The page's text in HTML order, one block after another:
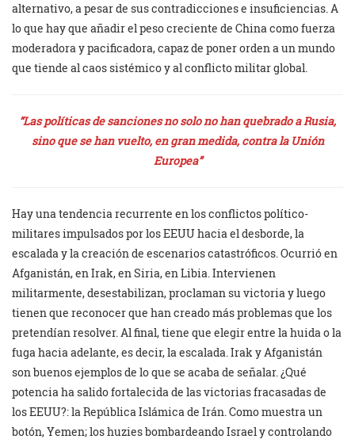
alternativo, a pesar de sus contradicciones e insuficiencias. A
lo que hay que añadir el peso creciente de China como fuerza
moderadora y pacificadora, capaz de poner orden a un mundo
que tiende al caos sistémico y al conflicto militar global.
“Las políticas de sanciones no solo no han quebrado a Rusia,
sino que se han vuelto, en gran medida, contra la Unión
Europea”
Hay una tendencia recurrente en los conflictos político-
militares impulsados por los EEUU hacia el desborde, la
escalada y la creación de escenarios catastróficos. Ocurrió en
Afganistán, en Irak, en Siria, en Libia. Intervienen
militarmente, desestabilizan, proclaman su victoria y luego
tienen que reconocer que han creado más problemas que los
pretendían resolver. Al final, tiene que elegir entre la huida o la
fuga hacia adelante, es decir, la escalada. Irak y Afganistán
son buenos ejemplos de lo que se acaba de señalar. ¿Qué
potencia ha salido fortalecida de las victorias fracasadas de
los EEUU?: la República Islámica de Irán. Como muestra un
botón, Yemen; los huzies bombardeando Israel y controlando